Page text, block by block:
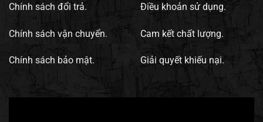
Chính sách đổi trả.
Chính sách vận chuyển.
Chính sách bảo mật.
Điều khoản sử dụng.
Cam kết chất lượng.
Giải quyết khiếu nại.